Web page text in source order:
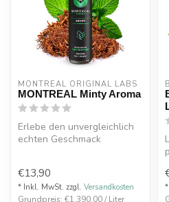
MONTREAL ORIGINAL LABS
MONTREAL Minty Aroma
Erlebe den unvergleichlich
echten Geschmack
€13,90
* Inkl. MwSt. zzgl. Versandkosten
Grundpreis: €1.390,00 / Liter